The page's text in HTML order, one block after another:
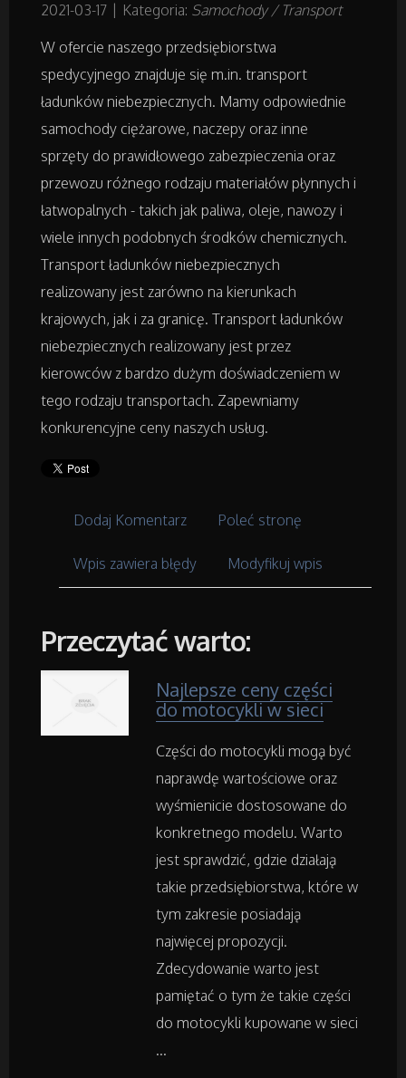
Działki
Drzwi i Okna
Nieruchomości, Działki
Domy, Mieszkania
Badania
Placówki Edukacyjne
Kursy i Szkolenia
Tłumaczenia
Książki, Czasopisma
Biżuteria
Dla Dzieci
Wyposażenie Łazienki
Odzież
Sport
Elektronika, RTV, AGD
Art. Dla Zwierząt
Ogród, Rośliny
Chemia
2021-03-17 Kategoria: Samochody / Transport
W ofercie naszego przedsiębiorstwa
spedycyjnego znajduje się m.in. transport
ładunków niebezpiecznych. Mamy odpowiednie
samochody ciężarowe, naczepy oraz inne
sprzęty do prawidłowego zabezpieczenia oraz
przewozu różnego rodzaju materiałów płynnych i
łatwopalnych - takich jak paliwa, oleje, nawozy i
wiele innych podobnych środków chemicznych.
Transport ładunków niebezpiecznych
realizowany jest zarówno na kierunkach
krajowych, jak i za granicę. Transport ładunków
niebezpiecznych realizowany jest przez
kierowców z bardzo dużym doświadczeniem w
tego rodzaju transportach. Zapewniamy
konkurencyjne ceny naszych usług.
Dodaj Komentarz Poleć stronę
Wpis zawiera błędy Modyfikuj wpis
Przeczytać warto:
Najlepsze ceny części
do motocykli w sieci
Części do motocykli mogą być
naprawdę wartościowe oraz
wyśmienicie dostosowane do
konkretnego modelu. Warto
jest sprawdzić, gdzie działają
takie przedsiębiorstwa, które w
tym zakresie posiadają
najwięcej propozycji.
Zdecydowanie warto jest
pamiętać o tym że takie części
do motocykli kupowane w sieci
...